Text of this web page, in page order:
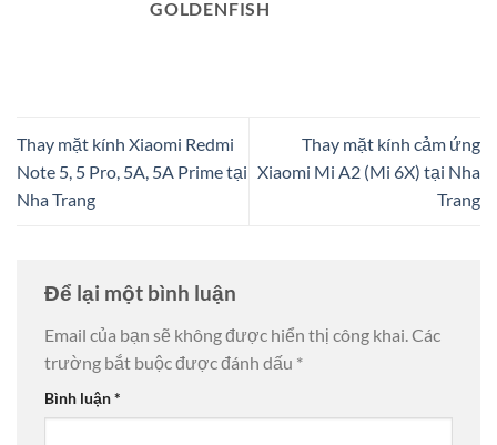
GOLDENFISH
Thay mặt kính Xiaomi Redmi
Note 5, 5 Pro, 5A, 5A Prime tại
Nha Trang
Thay mặt kính cảm ứng
Xiaomi Mi A2 (Mi 6X) tại Nha
Trang
Để lại một bình luận
Email của bạn sẽ không được hiển thị công khai.Các
trường bắt buộc được đánh dấu *
Bình luận*